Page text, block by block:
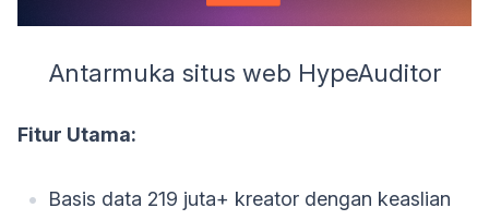
Antarmuka situs web HypeAuditor
Fitur Utama:
Basis data 219 juta+ kreator dengan keaslian